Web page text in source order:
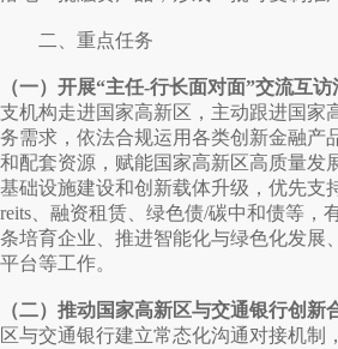
二、重点任务
（一）开展“主任-行长面对面”交流互访
支机构走进国家高新区，主动跟进国家
务需求，依法合规运用各类创新金融产
和配套资源，赋能国家高新区高质量发
基础设施建设和创新载体升级，优先支
reits、融资租赁、绿色债/碳中和债等，
条培育企业、推进智能化与绿色化发展
平台等工作。
（二）推动国家高新区与交通银行创新
区与交通银行建立常态化沟通对接机制